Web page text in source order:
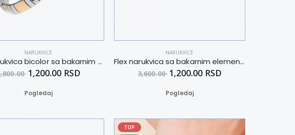
NARUKVICE
Flex narukvica bicolor sa bakarnim elementima XXL
1,200.00 RSD
Pogledaj
NARUKVICE
Flex narukvica sa bakarnim elementima XXL
3,600.00 1,200.00 RSD
Pogledaj
TOP